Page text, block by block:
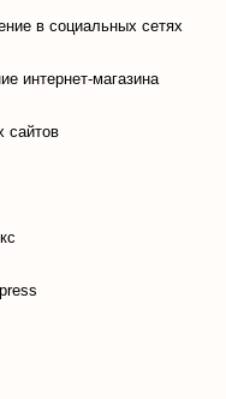
в социальных сетях
интернет-магазина
сайтов